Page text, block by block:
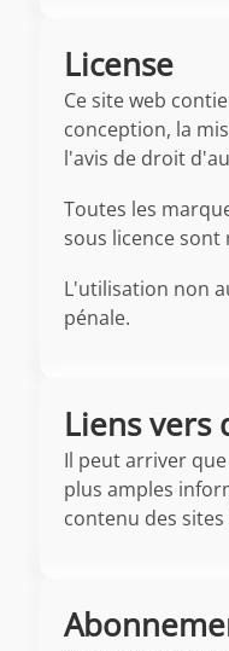
License
Ce site web
conception, la
l'avis de droit
Toutes les
sous licence sont
L'utilisation non
pénale.
Liens vers
Il peut arriver
plus amples
contenu des